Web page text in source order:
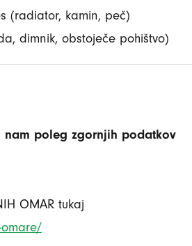
(radiator, kamin, peč)
dimnik, obstoječe pohištvo)
poleg zgornjih podatkov
OMAR tukaj